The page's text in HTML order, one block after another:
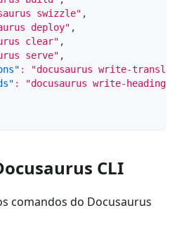
swizzle" ,
deploy" ,
clear" ,
serve" ,
:
"docusaurus write-
:
"docusaurus write-heading-
CLI
comandos do Docusaurus